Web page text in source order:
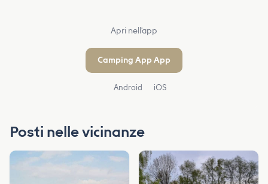
Apri nell'app
Camping App App
Android iOS
Posti nelle vicinanze